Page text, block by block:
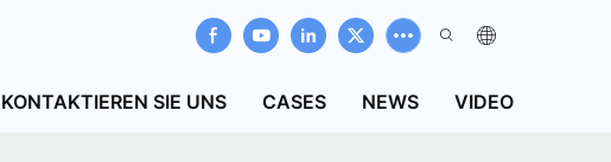
KONTAKTIEREN SIE UNS CASES NEWS VIDEO